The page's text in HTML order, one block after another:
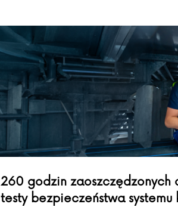
260 godzin zaoszczędzonych
testy bezpieczeństwa